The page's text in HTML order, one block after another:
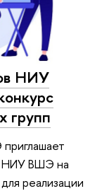
НИУ
групп
НИУ ВШЭ на
реализации